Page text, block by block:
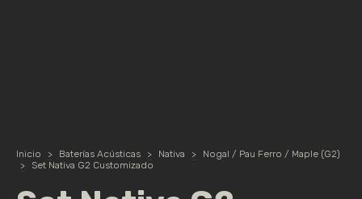
Inicio > Baterías Acústicas > Nativa >
Nogal / Pau Ferro / Maple (G2)
>
Set Nativa G2 Customizado